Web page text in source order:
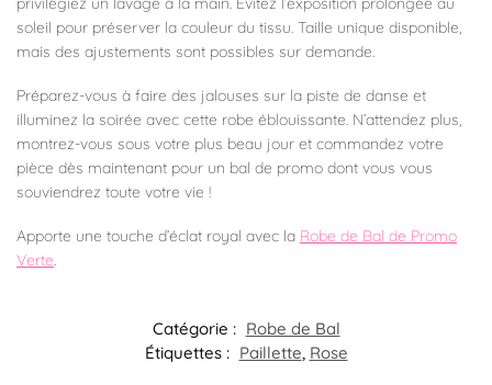
soleil pour préserver la couleur du tissu. Taille unique disponible,
mais des ajustements sont possibles sur demande.
Préparez-vous à faire des jalouses sur la piste de danse et
illuminez la soirée avec cette robe éblouissante. N’attendez plus,
montrez-vous sous votre plus beau jour et commandez votre
pièce dès maintenant pour un bal de promo dont vous vous
souviendrez toute votre vie !
Apporte une touche d’éclat royal avec la Robe de Bal de Promo
Verte.
Catégorie : Robe de Bal
Étiquettes : Paillette, Rose